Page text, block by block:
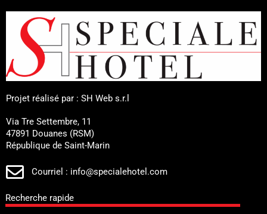
Projet réalisé par : SH Web s.r.l
Via Tre Settembre, 11
47891 Douanes (RSM)
République de Saint-Marin
Courriel : info@specialehotel.com
Recherche rapide